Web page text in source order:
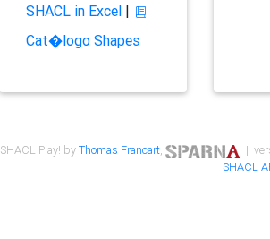
SHACL in Excel|
Cat�logo Shapes
SHACL Play! byThomas Francart,
|
SHACL